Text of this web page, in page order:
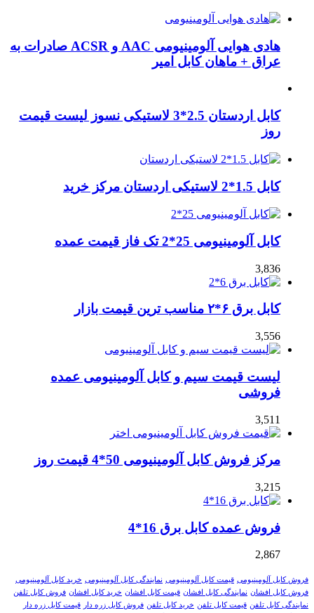
هادی هوایی آلومینیومی AAC و ACSR صادرات به
عراق + ماهان کابل امیر
کابل اردستان 2.5*3 لاستیکی نسوز لیست قیمت
روز
کابل 1.5*2 لاستیکی اردستان مرکز خرید
کابل آلومینیومی 25*2 تک فاز قیمت عمده
3,836
کابل برق ۶*۲ مناسب ترین قیمت بازار
3,556
لیست قیمت سیم و کابل آلومینیومی عمده
فروشی
3,511
مرکز فروش کابل آلومینیومی 50*4 قیمت روز
3,215
فروش عمده کابل برق 16*4
2,867
فروش کابل آلومینیومی قیمت کابل آلومینیومی نمایندگی کابل آلومینیومی خرید کابل آلومینیومی
فروش کابل افشان نمایندگی کابل افشان قیمت کابل افشان خرید کابل افشان فروش کابل تلفن
نمایندگی کابل تلفن قیمت کابل تلفن خرید کابل تلفن فروش کابل زره دار
قیمت کابل زره دار